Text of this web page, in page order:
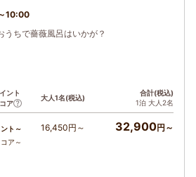
10:00
うちで薔薇風呂はいかが？
ント
ア
大人1名(税込)
合計(税込)
1泊 大人2名
ト～
ア～
16,450円～ 32,900円～